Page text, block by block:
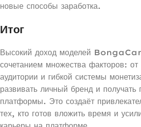
новые способы заработка.
Итог
Высокий доход моделей
сочетанием множества факторов: от
аудитории и гибкой системы
развивать личный бренд и получать
платформы. Это создаёт
тех, кто готов вложить время и